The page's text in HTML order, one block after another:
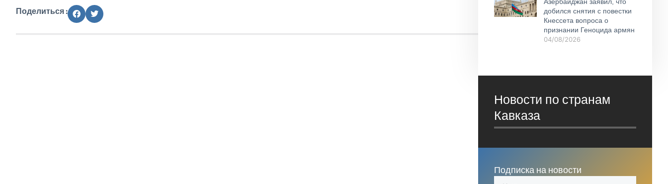
Поделиться :
добился снятия с повестки
Кнессета вопроса о
признании Геноцида армян
04/08/2026
Новости по странам
Кавказа
Подписка на новости